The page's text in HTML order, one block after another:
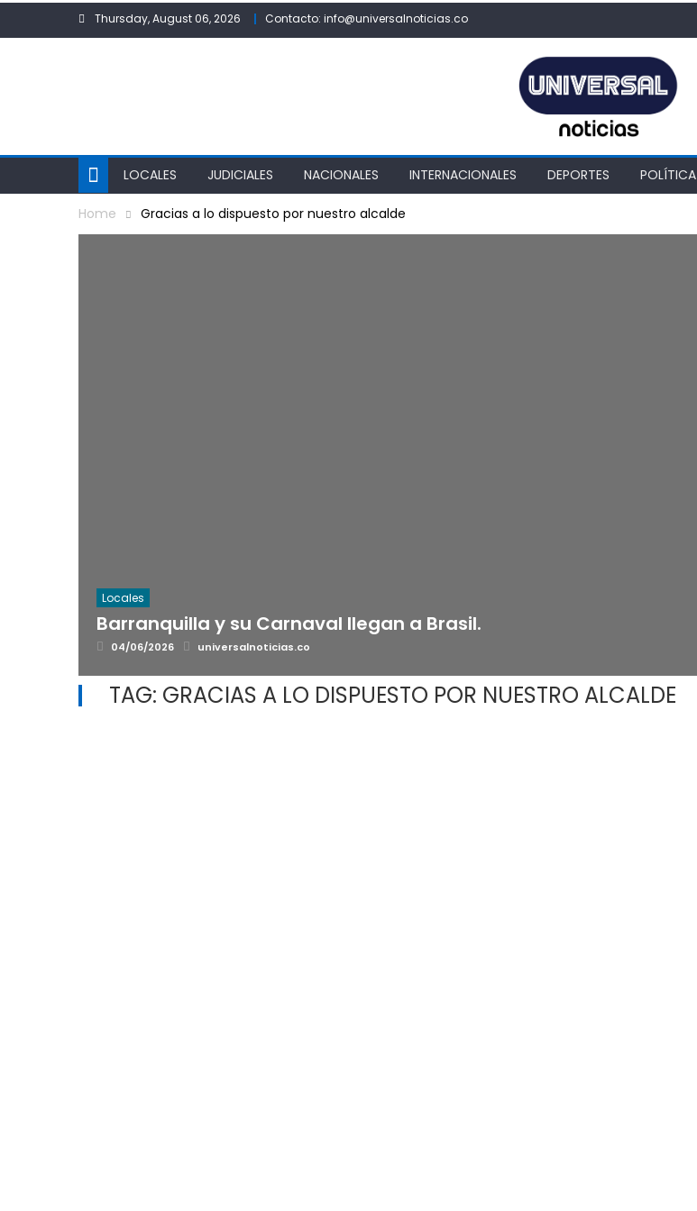
Thursday, August 06, 2026 Contacto: info@universalnoticias.co
LOCALES JUDICIALES NACIONALES INTERNACIONALES DEPORTES POLÍTICA
Home Gracias a lo dispuesto por nuestro alcalde
Locales
Barranquilla y su Carnaval llegan a Brasil.
Posted
04/06/2026 Author
universalnoticias.co
TAG: GRACIAS A LO DISPUESTO POR NUESTRO ALCALDE